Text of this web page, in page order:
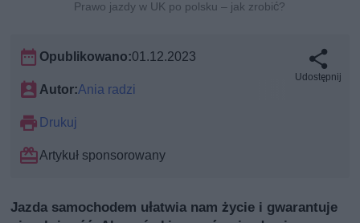
Prawo jazdy w UK po polsku – jak zrobić?
Opublikowano:01.12.2023
Autor:Ania radzi
Drukuj
Artykuł sponsorowany
Udostępnij
Jazda samochodem ułatwia nam życie i gwarantuje